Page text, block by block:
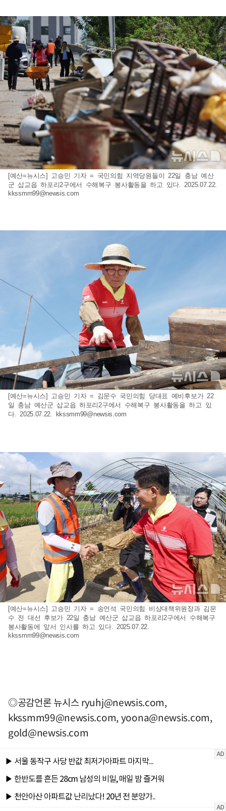
[예산=뉴시스] 고승민 기자 = 국민의힘 지역당원들이 22일 충남 예산
군 삽교읍 하포리2구에서 수해복구 봉사활동을 하고 있다. 2025.07.22.
kkssmm99@newsis.com
[예산=뉴시스] 고승민 기자 = 김문수 국민의힘 당대표 예비후보가 22
일 충남 예산군 삽교읍 하포리2구에서 수해복구 봉사활동을 하고 있
다. 2025.07.22. kkssmm99@newsis.com
[예산=뉴시스] 고승민 기자 = 송언석 국민의힘 비상대책위원장과 김문
수 전 대선 후보가 22일 충남 예산군 삽교읍 하포리2구에서 수해복구
봉사활동에 앞서 인사를 하고 있다. 2025.07.22.
kkssmm99@newsis.com
◎공감언론 뉴시스ryuhj@newsis.com,
kkssmm99@newsis.com,yoona@newsis.com,
gold@newsis.com